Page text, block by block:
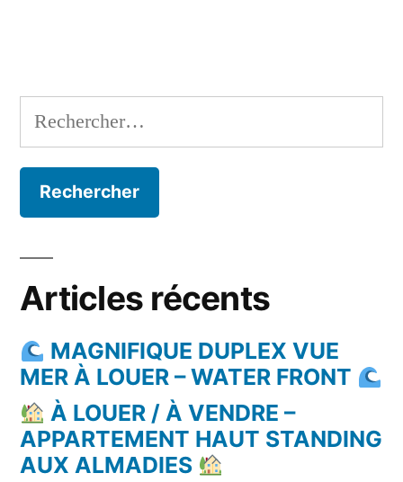
Rechercher :
Articles récents
MAGNIFIQUE DUPLEX VUE
MER À LOUER – WATER FRONT
À LOUER / À VENDRE –
APPARTEMENT HAUT STANDING
AUX ALMADIES